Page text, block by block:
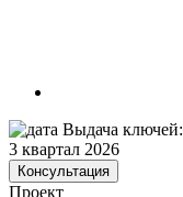
Выдача ключей:
3 квартал 2026
Консультация
Проект